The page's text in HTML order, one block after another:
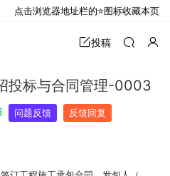
投稿
投标与合同管理-0003
问题反馈 反馈回复
点击浏览器地址栏的⭐图标收藏本页